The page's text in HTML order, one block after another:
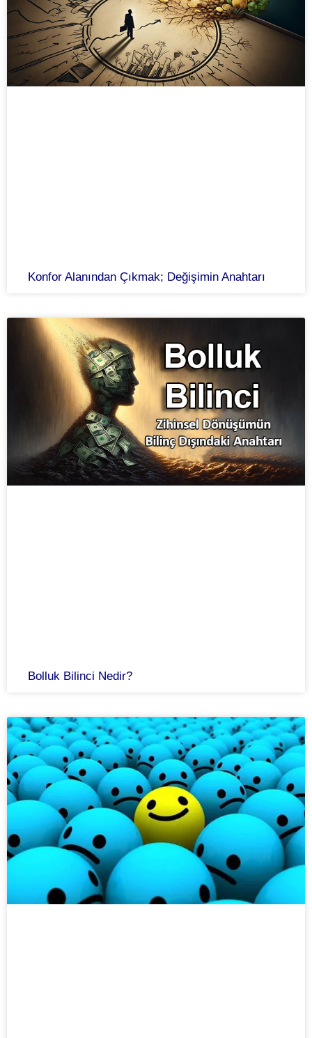
Konfor Alanından Çıkmak; Değişimin Anahtarı
Bolluk Bilinci Nedir?